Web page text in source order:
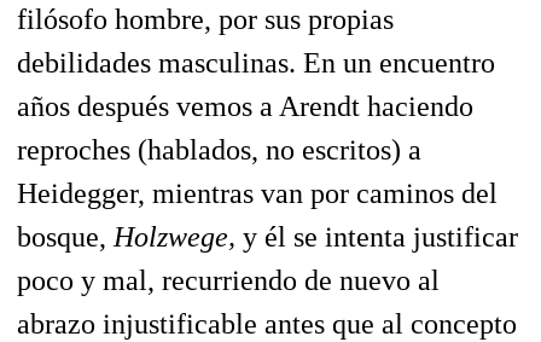
filósofo hombre, por sus propias
debilidades masculinas. En un encuentro
años después vemos a Arendt haciendo
reproches (hablados, no escritos) a
Heidegger, mientras van por caminos del
bosque, Holzwege, y él se intenta justificar
poco y mal, recurriendo de nuevo al
abrazo injustificable antes que al concepto